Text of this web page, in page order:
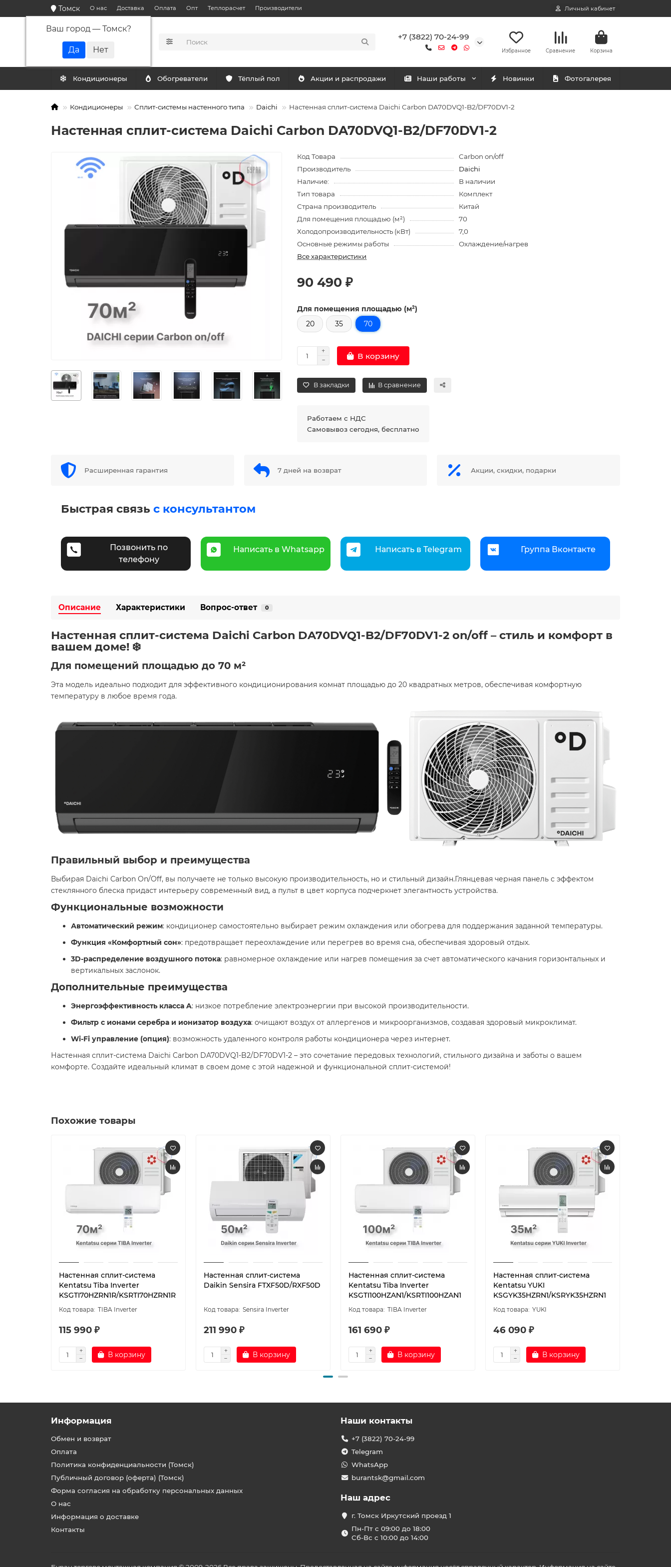
Томск
Ваш город — Томск?
О нас Доставка Оплата Опт Теплорасчет Производители Личный кабинет
+7 (3822) 70-24-99
Избранное Сравнение Корзина
Кондиционеры Обогреватели Тёплый пол Акции и распродажи Наши работы Новинки Фотогалерея
Кондиционеры Сплит-системы настенного типа Daichi Настенная сплит-система Daichi Carbon DA70DVQ1-B2/DF70DV1-2
Настенная сплит-система Daichi Carbon DA70DVQ1-B2/DF70DV1-2
Код Товара
Carbon on/off
Производитель
Daichi
Наличие:
В наличии
Тип товара
Комплект
Страна производитель
Китай
Для помещения площадью (м²)
70
Холодопроизводительность (кВт)
7,0
Основные режимы работы
Охлаждение/нагрев
Все характеристики
90 490 ₽
Для помещения площадью (м²)
20
35 70
В корзину
В закладки В сравнение
Работаем с НДС
Самовывоз сегодня, бесплатно
Расширенная гарантия 7 дней на возврат Акции, скидки, подарки
Быстрая связь с консультантом
Позвонить по
телефону
Написать в Whatsapp Написать в Telegram Группа Вконтакте
Описание Характеристики Вопрос-ответ 0
Настенная сплит-система Daichi Carbon DA70DVQ1-B2/DF70DV1-2 on/off – стиль и комфорт в
вашем доме! ❄️
Для помещений площадью до 70 м²
Эта модель идеально подходит для эффективного кондиционирования комнат площадью до 20 квадратных метров, обеспечивая комфортную
температуру в любое время года. ​
Правильный выбор и преимущества
Выбирая Daichi Carbon On/Off, вы получаете не только высокую производительность, но и стильный дизайн.Глянцевая черная панель с эффектом
стеклянного блеска придаст интерьеру современный вид, а пульт в цвет корпуса подчеркнет элегантность устройства. ​
Функциональные возможности
Автоматический режим: кондиционер самостоятельно выбирает режим охлаждения или обогрева для поддержания заданной температуры.​
Функция «Комфортный сон»: предотвращает переохлаждение или перегрев во время сна, обеспечивая здоровый отдых.​
3D-распределение воздушного потока: равномерное охлаждение или нагрев помещения за счет автоматического качания горизонтальных и
вертикальных заслонок. ​
Дополнительные преимущества
Энергоэффективность класса A: низкое потребление электроэнергии при высокой производительности.​
Фильтр с ионами серебра и ионизатор воздуха: очищают воздух от аллергенов и микроорганизмов, создавая здоровый микроклимат.​
Wi-Fi управление (опция): возможность удаленного контроля работы кондиционера через интернет. ​
Настенная сплит-система Daichi Carbon DA70DVQ1-B2/DF70DV1-2 – это сочетание передовых технологий, стильного дизайна и заботы о вашем
комфорте. Создайте идеальный климат в своем доме с этой надежной и функциональной сплит-системой! ​
Похожие товары
Настенная сплит-система
Kentatsu Tiba Inverter
KSGTI70HZRN1R/KSRTI70HZRN1R
TIBA Inverter
115 990 ₽
В корзину
Настенная сплит-система
Daikin Sensira FTXF50D/RXF50D
Sensira Inverter
211 990 ₽
В корзину
Настенная сплит-система
Kentatsu Tiba Inverter
KSGTI100HZAN1/KSRTI100HZAN1
TIBA Inverter
161 690 ₽
В корзину
Настенная сплит-система
Kentatsu YUKI
KSGYK35HZRN1/KSRYK35HZRN1
YUKI
46 090 ₽
В корзину
Информация
Обмен и возврат
Оплата
Политика конфиденциальности (Томск)
Публичный договор (оферта) (Томск)
Форма согласия на обработку персональных данных
О нас
Информация о доставке
Контакты
Наши контакты
+7 (3822) 70-24-99
Telegram
WhatsApp
burantsk@gmail.com
Наш адрес
г. Томск Иркутский проезд 1
Пн-Пт с 09:00 до 18:00
Сб-Вс с 10:00 до 14:00